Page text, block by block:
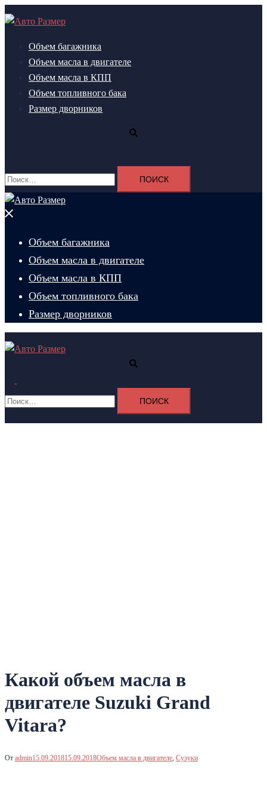
Перейти
содержимому
Объем багажника
Объем масла в двигателе
Объем масла в КПП
Объем топливного бака
Размер дворников
Найти:
Закрыть
Объем багажника
Объем масла в двигателе
Объем масла в КПП
Объем топливного бака
Размер дворников
меню
Найти:
Какой объем масла в
двигателе Suzuki Grand
Vitara?
От admin15.09.201815.09.2018Объем масла в двигателе, Сузуки